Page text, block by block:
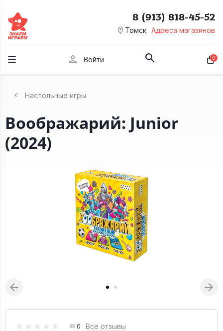
room Томск Адреса магазинов
8 (913) 818-45-52
person Войти 0
Настольные игры
Воображарий: Junior
(2024)
0 Все отзывы